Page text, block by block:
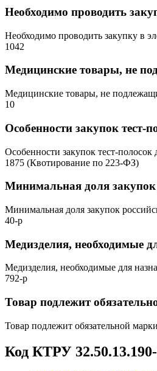
Необходимо проводить
Необходимо проводить закупку в
1042
Медицинские товары, не
Медицинские товары, не
10
Особенности закупок тест-
Особенности закупок тест-
1875 (Квотирование по 223-ФЗ)
Минимальная доля
Минимальная доля закупок
40-р
Медизделия, необходимые
Медизделия, необходимые для
792-р
Товар подлежит
Товар подлежит обязательной
Код КТРУ